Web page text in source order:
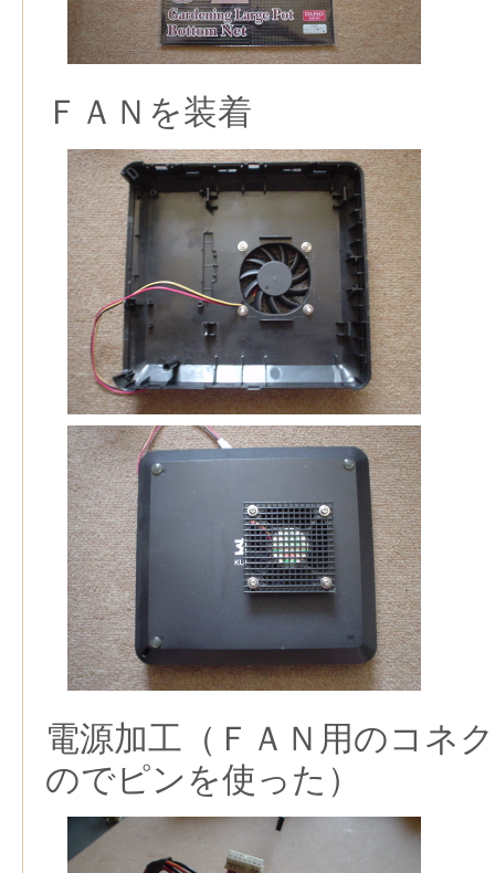
ＦＡＮを装着
電源加工（ＦＡＮ用のコネ
のでピンを使った）